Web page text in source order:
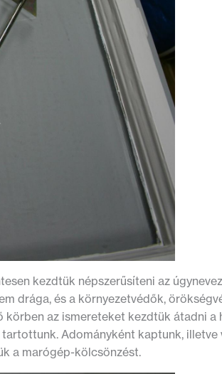
kezdtük népszerűsíteni az
drága, és a környezetvédők,
körben az ismereteket kezdtük átadni
Adományként kaptunk, illetve
a marógép-kölcsönzést.